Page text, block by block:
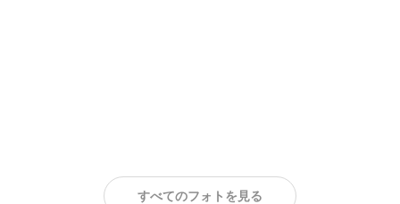
すべてのフォトを見る